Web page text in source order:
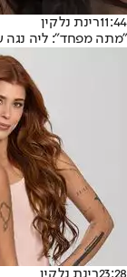
11:44רינת נלקין
"מתה מפחד": ליה